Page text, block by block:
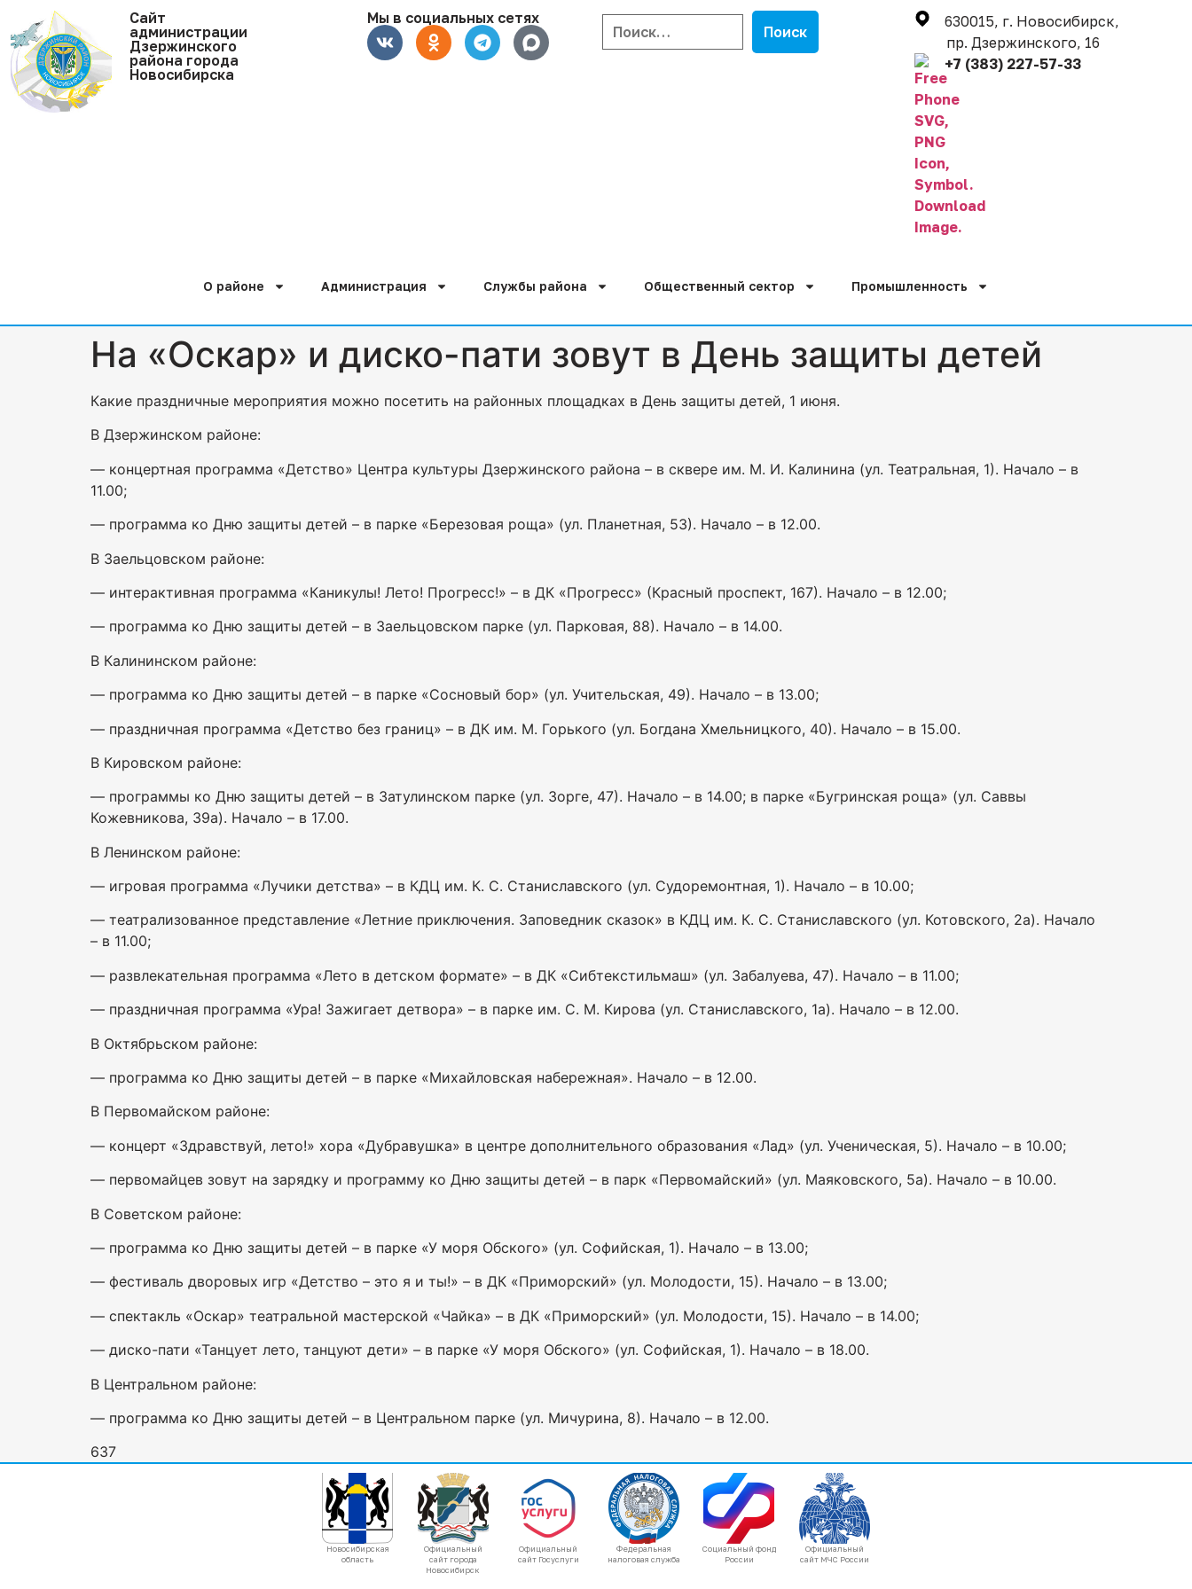
Cайт
администрации
Дзержинского
района города
Новосибирска
Мы в социальных сетях
630015, г. Новосибирск,
пр. Дзержинского, 16
+7 (383) 227-57-33
О районе Администрация Службы района Общественный сектор Промышленность
На «Оскар» и диско-пати зовут в День защиты детей
Какие праздничные мероприятия можно посетить на районных площадках в День защиты детей, 1 июня.
В Дзержинском районе:
— концертная программа «Детство» Центра культуры Дзержинского района – в сквере им. М. И. Калинина (ул. Театральная, 1). Начало – в
11.00;
— программа ко Дню защиты детей – в парке «Березовая роща» (ул. Планетная, 53). Начало – в 12.00.
В Заельцовском районе:
— интерактивная программа «Каникулы! Лето! Прогресс!» – в ДК «Прогресс» (Красный проспект, 167). Начало – в 12.00;
— программа ко Дню защиты детей – в Заельцовском парке (ул. Парковая, 88). Начало – в 14.00.
В Калининском районе:
— программа ко Дню защиты детей – в парке «Сосновый бор» (ул. Учительская, 49). Начало – в 13.00;
— праздничная программа «Детство без границ» – в ДК им. М. Горького (ул. Богдана Хмельницкого, 40). Начало – в 15.00.
В Кировском районе:
— программы ко Дню защиты детей – в Затулинском парке (ул. Зорге, 47). Начало – в 14.00; в парке «Бугринская роща» (ул. Саввы
Кожевникова, 39а). Начало – в 17.00.
В Ленинском районе:
— игровая программа «Лучики детства» – в КДЦ им. К. С. Станиславского (ул. Судоремонтная, 1). Начало – в 10.00;
— театрализованное представление «Летние приключения. Заповедник сказок» в КДЦ им. К. С. Станиславского (ул. Котовского, 2а). Начало
– в 11.00;
— развлекательная программа «Лето в детском формате» – в ДК «Сибтекстильмаш» (ул. Забалуева, 47). Начало – в 11.00;
— праздничная программа «Ура! Зажигает детвора» – в парке им. С. М. Кирова (ул. Станиславского, 1а). Начало – в 12.00.
В Октябрьском районе:
— программа ко Дню защиты детей – в парке «Михайловская набережная». Начало – в 12.00.
В Первомайском районе:
— концерт «Здравствуй, лето!» хора «Дубравушка» в центре дополнительного образования «Лад» (ул. Ученическая, 5). Начало – в 10.00;
— первомайцев зовут на зарядку и программу ко Дню защиты детей – в парк «Первомайский» (ул. Маяковского, 5а). Начало – в 10.00.
В Советском районе:
— программа ко Дню защиты детей – в парке «У моря Обского» (ул. Софийская, 1). Начало – в 13.00;
— фестиваль дворовых игр «Детство – это я и ты!» – в ДК «Приморский» (ул. Молодости, 15). Начало – в 13.00;
— спектакль «Оскар» театральной мастерской «Чайка» – в ДК «Приморский» (ул. Молодости, 15). Начало – в 14.00;
— диско-пати «Танцует лето, танцуют дети» – в парке «У моря Обского» (ул. Софийская, 1). Начало – в 18.00.
В Центральном районе:
— программа ко Дню защиты детей – в Центральном парке (ул. Мичурина, 8). Начало – в 12.00.
637
Новосибирская
область
Официальный
сайт города
Новосибирск
Официальный
сайт Госуслуги
Федеральная
налоговая служба
Социальный фонд
России
Официальный
сайт МЧС России